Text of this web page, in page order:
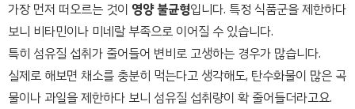
가장 먼저 떠오르는 것이 영양 불균형입니다. 특정 식품군을 제한하다
보니 비타민이나 미네랄 부족으로 이어질 수 있습니다.
특히 섬유질 섭취가 줄어들어 변비로 고생하는 경우가 많습니다.
실제로 해보면 채소를 충분히 먹는다고 생각해도, 탄수화물이 많은 곡
물이나 과일을 제한하다 보니 섬유질 섭취량이 확 줄어들더라고요.